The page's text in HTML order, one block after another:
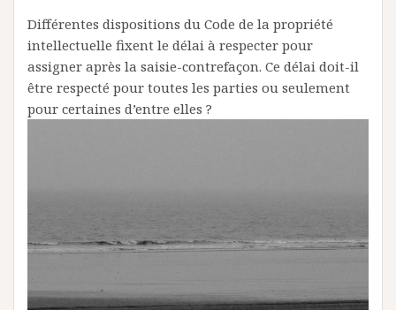
Différentes dispositions du Code de la propriété
intellectuelle fixent le délai à respecter pour
assigner après la saisie-contrefaçon. Ce délai doit-il
être respecté pour toutes les parties ou seulement
pour certaines d’entre elles ?